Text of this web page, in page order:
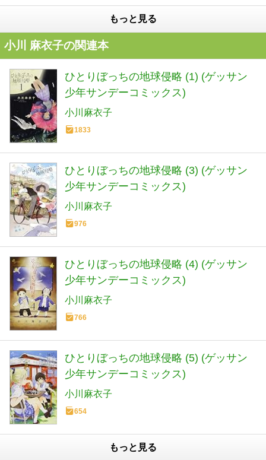
もっと見る
小川 麻衣子の関連本
ひとりぼっちの地球侵略 (1) (ゲッサン
少年サンデーコミックス)
小川麻衣子
1833
ひとりぼっちの地球侵略 (3) (ゲッサン
少年サンデーコミックス)
小川麻衣子
976
ひとりぼっちの地球侵略 (4) (ゲッサン
少年サンデーコミックス)
小川麻衣子
766
ひとりぼっちの地球侵略 (5) (ゲッサン
少年サンデーコミックス)
小川麻衣子
654
もっと見る